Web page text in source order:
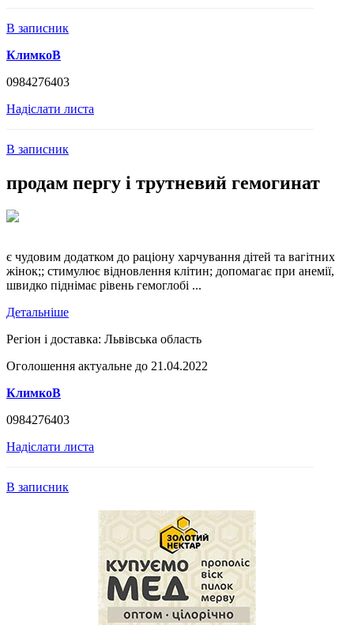
В записник
КлимкоВ
0984276403
Надіслати листа
В записник
продам пергу і трутневий гемогинат
є чудовим додатком до раціону харчування дітей та вагітних
жінок;; стимулює відновлення клітин; допомагає при анемії,
швидко піднімає рівень гемоглобі ...
Детальніше
Регіон і доставка: Львівська область
Оголошення актуальне до 21.04.2022
КлимкоВ
0984276403
Надіслати листа
В записник